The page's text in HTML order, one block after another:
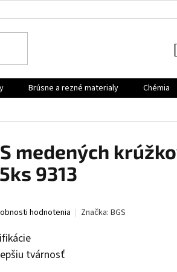
Brúsne a rezné materialy Chémia
medených
9313
hodnotenia Značka: BGS
tvárnosť